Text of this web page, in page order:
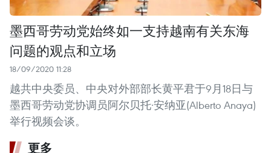
墨西哥劳动党始终如一支持越南有关东海
问题的观点和立场
18/09/2020 11:28
越共中央委员、中央对外部部长黄平君于9月18日与
墨西哥劳动党协调员阿尔贝托·安纳亚(Alberto Anaya)
举行视频会谈。
更多